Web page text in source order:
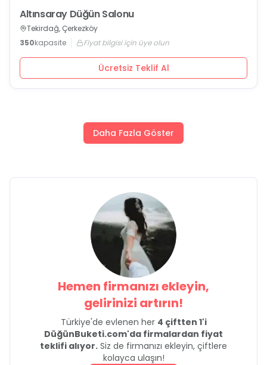
Altınsaray Düğün Salonu
Tekirdağ, Çerkezköy
350kapasite Fiyat bilgisi için üye olun
Ücretsiz Teklif Al
Daha Fazla Göster
Hemen firmanızı ekleyin,
gelirinizi artırın!
Türkiye'de evlenen her 4 çiftten 1'i
DüğünBuketi.com'da firmalardan fiyat
teklifi alıyor. Siz de firmanızı ekleyin, çiftlere
kolayca ulaşın!